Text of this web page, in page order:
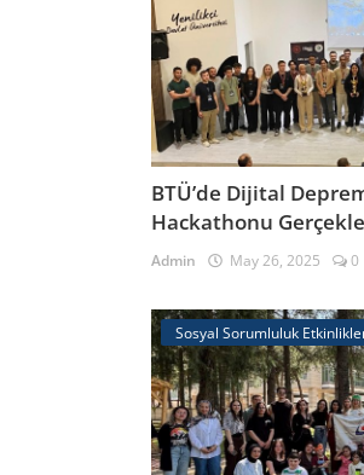
BTÜ’de Dijital
Hackathonu
Admin May 26, 2025 0
Sosyal Sorumluluk